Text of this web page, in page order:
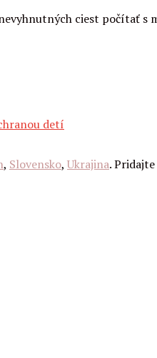
ciest počítať
detí
, Slovensko, Ukrajina.